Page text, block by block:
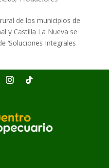
de los municipios de
y Castilla La Nueva se
‘Soluciones Integrales